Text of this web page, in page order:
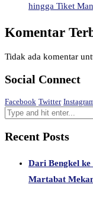
hingga Tiket
Komentar
Tidak ada komentar
Social Connect
Facebook Twitter
Recent Posts
Dari Bengkel
Martabat